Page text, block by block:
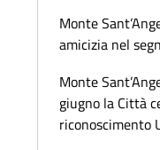
Monte
amicizia nel
Monte
giugno la Città
riconoscimento